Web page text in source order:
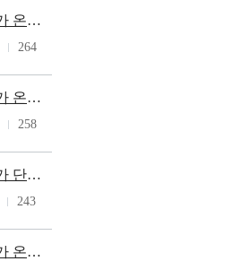
2022. 교원능력개발평가 온라인시스템 교육자료
264
2022. 교원능력개발평가 온라인시스템 사용자 매뉴얼(충북)
258
2021. 교원능력개발평가 단위학교 마감처리 매뉴얼
243
2021. 교원능력개발평가 온라인시스템 사용자 매뉴얼